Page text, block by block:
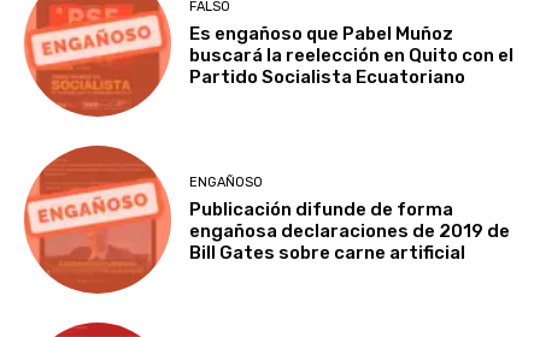
FALSO
Es engañoso que Pabel Muñoz
buscará la reelección en Quito con el
Partido Socialista Ecuatoriano
ENGAÑOSO
Publicación difunde de forma
engañosa declaraciones de 2019 de
Bill Gates sobre carne artificial